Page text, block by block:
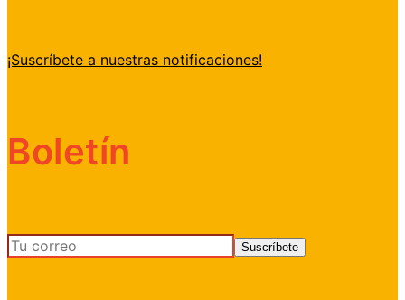
¡Suscríbete a nuestras notificaciones!
Boletín